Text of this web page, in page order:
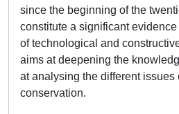
since the beginning of the
constitute a significant
of technological and
aims at deepening the
at analysing the different issues
conservation.